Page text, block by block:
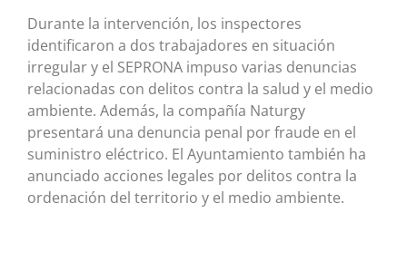
Durante la intervención, los inspectores
identificaron a dos trabajadores en situación
irregular y el SEPRONA impuso varias denuncias
relacionadas con delitos contra la salud y el medio
ambiente. Además, la compañía Naturgy
presentará una denuncia penal por fraude en el
suministro eléctrico. El Ayuntamiento también ha
anunciado acciones legales por delitos contra la
ordenación del territorio y el medio ambiente.